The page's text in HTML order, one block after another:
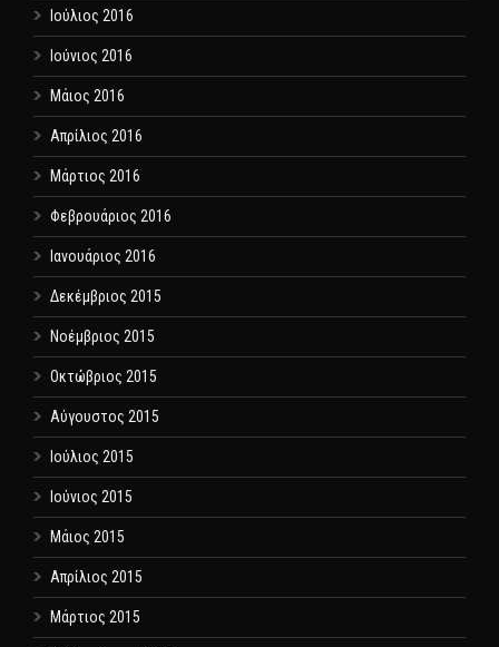
Ιούλιος 2016
Ιούνιος 2016
Μάιος 2016
Απρίλιος 2016
Μάρτιος 2016
Φεβρουάριος 2016
Ιανουάριος 2016
Δεκέμβριος 2015
Νοέμβριος 2015
Οκτώβριος 2015
Αύγουστος 2015
Ιούλιος 2015
Ιούνιος 2015
Μάιος 2015
Απρίλιος 2015
Μάρτιος 2015